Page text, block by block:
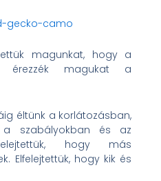
magunkat, hogy a
érezzék magukat a
éltünk a korlátozásban,
a szabályokban és az
hogy más
Elfelejtettük, hogy kik és